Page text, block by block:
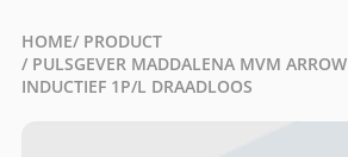
HOME/ PRODUCT
/ PULSGEVER MADDALENA MVM
INDUCTIEF 1P/L DRAADLOOS